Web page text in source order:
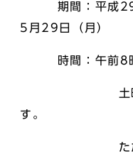
期間：平成29
5月29日（月）
時間：午前8時
土曜日、日
す。
ただし、幸